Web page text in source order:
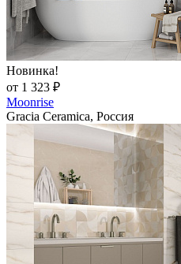
Новинка!
от 1 323 ₽
Moonrise
Gracia Ceramica, Россия